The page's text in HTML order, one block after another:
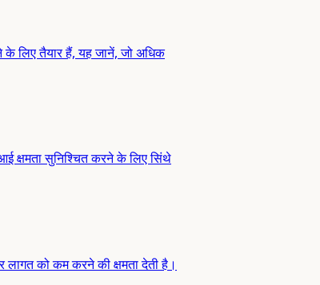
लिए तैयार हैं, यह जानें, जो अधिक
क्षमता सुनिश्चित करने के लिए सिंथे
को कम करने की क्षमता देती है।